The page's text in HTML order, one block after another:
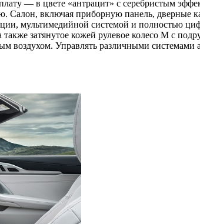
— в цвете «антрацит» с серебристым
Салон, включая приборную панель, дверные
мультимедийной системой и полностью
затянутое кожей рулевое колесо M с
воздухом. Управлять различными